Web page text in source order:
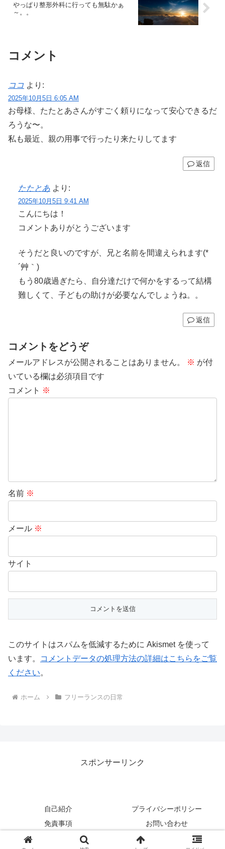
やっぱり整形外科に行っても無駄かぁ
～。。
コメント
ココ より:
2025年10月5日 6:05 AM
お母様、たたとあさんがすごく頼りになって安心できるだ
ろうな〜。
私も最近、親の用事で行ったり来たりしてます
返信
たたとあ より:
2025年10月5日 9:41 AM
こんにちは！
コメントありがとうございます
そうだと良いのですが、兄と名前を間違えられます(*
´艸｀)
もう80歳過ぎたら、自分達だけで何かをするって結構
難しくて、子どもの助けが必要なんでしょうね。。
返信
コメントをどうぞ
メールアドレスが公開されることはありません。 ※ が付
いている欄は必須項目です
コメント ※
名前 ※
メール ※
サイト
このサイトはスパムを低減するために Akismet を使って
います。
コメントデータの処理方法の詳細はこちらをご覧
ください。
ホーム フリーランスの日常
スポンサーリンク
自己紹介
プライバシーポリシー
免責事項
お問い合わせ
Copyright © 2017-2026 のんびり行こうよ！ All Rights Reserved.